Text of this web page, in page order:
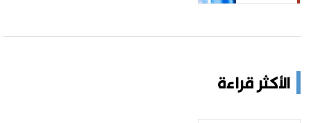
الأكثر قراءة